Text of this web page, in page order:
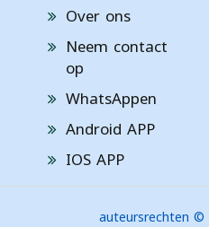
Over ons
Neem contact
op
WhatsAppen
Android APP
IOS APP
auteursrechten ©